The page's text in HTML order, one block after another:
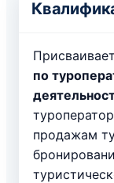
по
продажам